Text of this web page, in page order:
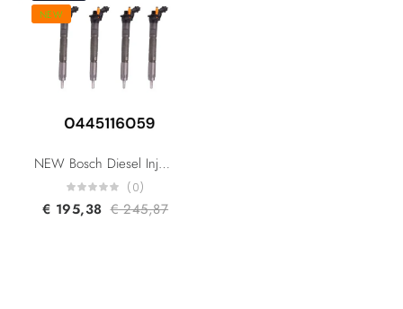
NEW
NEW Bosch Diesel Injector 0445116059 0445116019 580540211 504341488 1609848980 For Citroen Fiat Iveco Peugeot 3.00L Euro 5
(0)
€ 195,38 €245,87